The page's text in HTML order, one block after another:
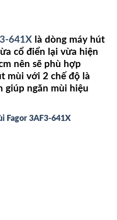
641X là dòng máy hút
cổ điển lại vừa hiện
nên sẽ phù hợp
mùi với 2 chế độ là
giúp ngăn mùi hiệu
Fagor 3AF3-641X